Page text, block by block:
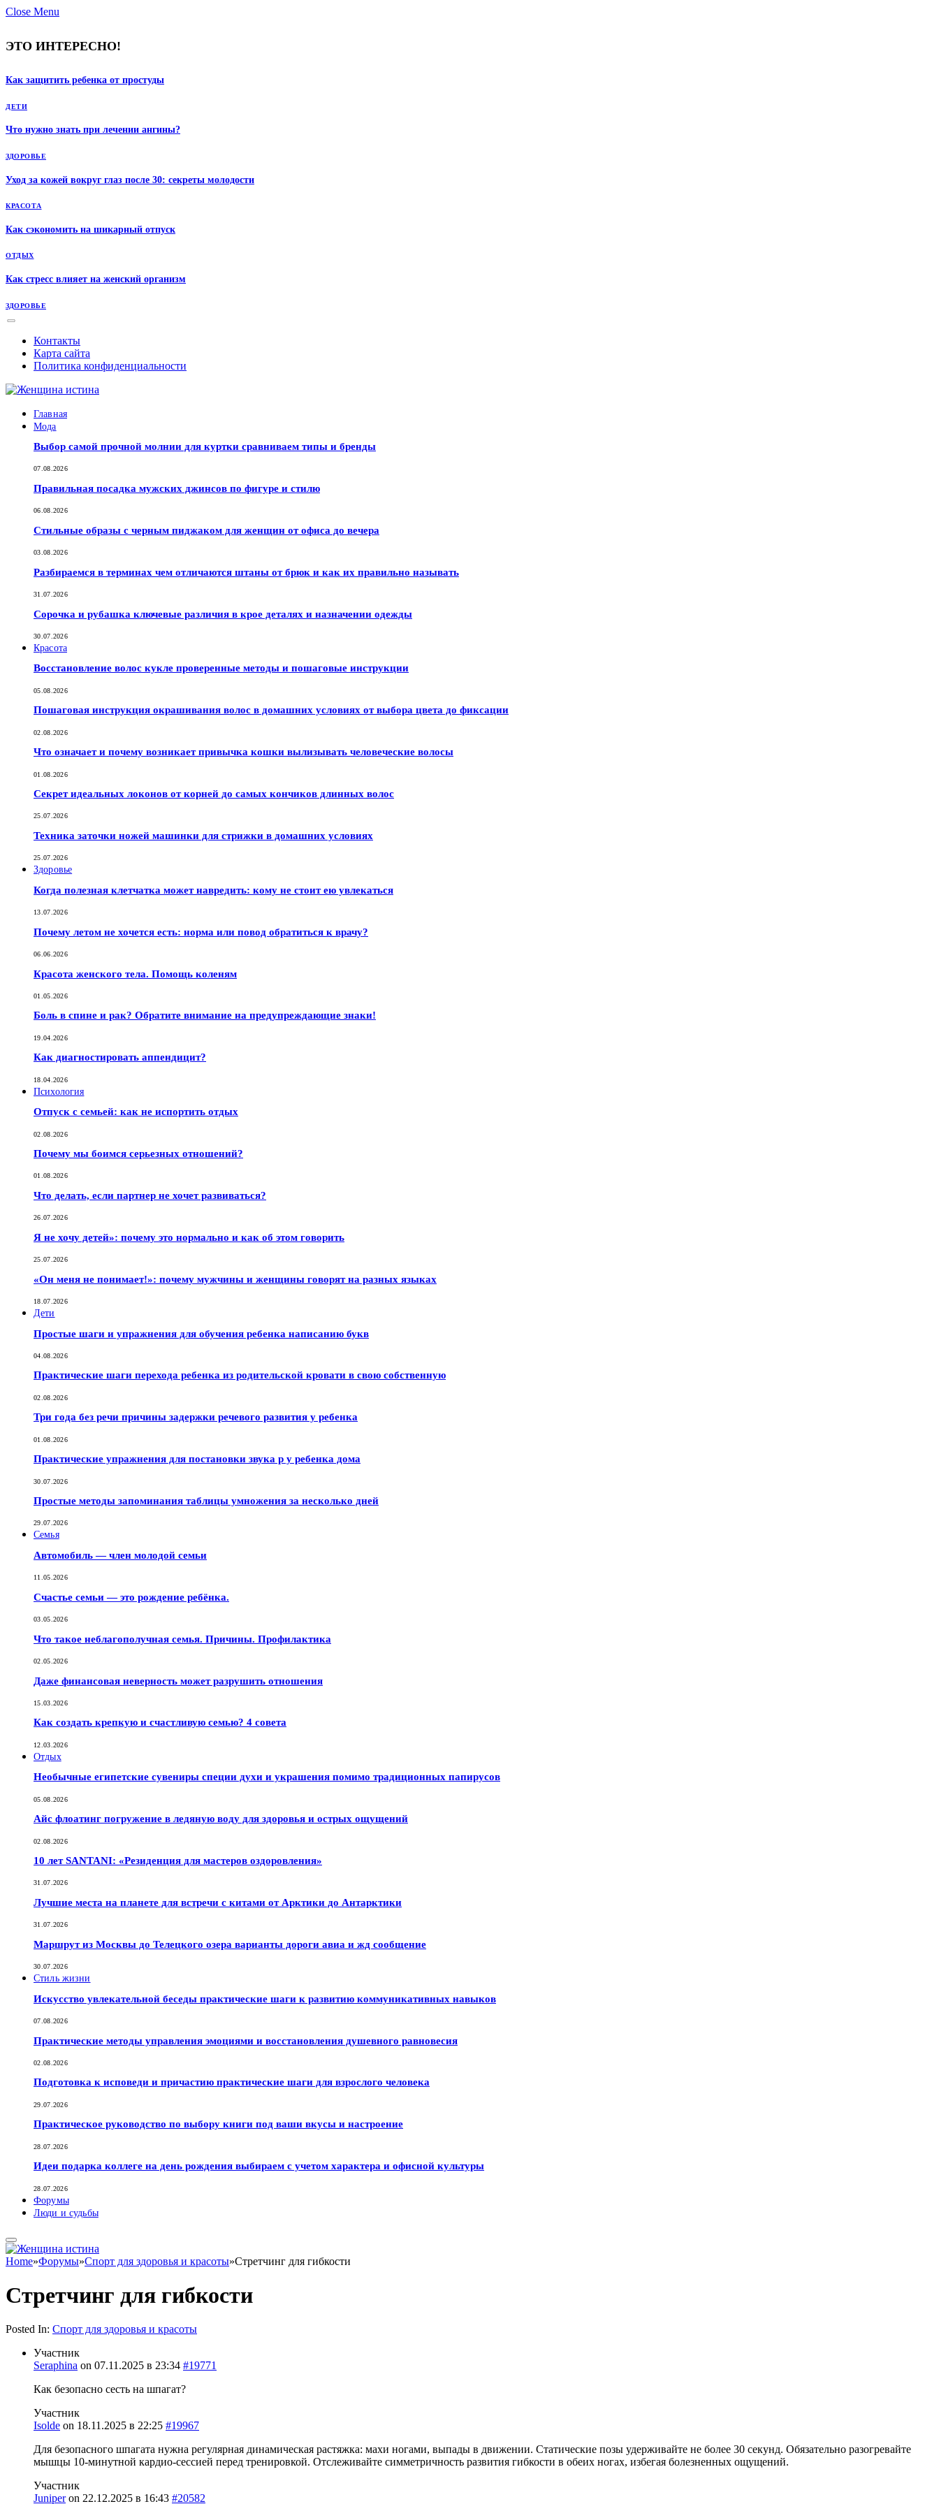
Close Menu
ЭТО ИНТЕРЕСНО!
Как защитить ребенка от простуды
ДЕТИ
Что нужно знать при лечении ангины?
ЗДОРОВЬЕ
Уход за кожей вокруг глаз после 30: секреты молодости
КРАСОТА
Как сэкономить на шикарный отпуск
ОТДЫХ
Как стресс влияет на женский организм
ЗДОРОВЬЕ
Контакты
Карта сайта
Политика конфиденциальности
Главная
Мода
Выбор самой прочной молнии для куртки сравниваем типы и бренды
07.08.2026
Правильная посадка мужских джинсов по фигуре и стилю
06.08.2026
Стильные образы с черным пиджаком для женщин от офиса до вечера
03.08.2026
Разбираемся в терминах чем отличаются штаны от брюк и как их правильно называть
31.07.2026
Сорочка и рубашка ключевые различия в крое деталях и назначении одежды
30.07.2026
Красота
Восстановление волос кукле проверенные методы и пошаговые инструкции
05.08.2026
Пошаговая инструкция окрашивания волос в домашних условиях от выбора цвета до фиксации
02.08.2026
Что означает и почему возникает привычка кошки вылизывать человеческие волосы
01.08.2026
Секрет идеальных локонов от корней до самых кончиков длинных волос
25.07.2026
Техника заточки ножей машинки для стрижки в домашних условиях
25.07.2026
Здоровье
Когда полезная клетчатка может навредить: кому не стоит ею увлекаться
13.07.2026
Почему летом не хочется есть: норма или повод обратиться к врачу?
06.06.2026
Красота женского тела. Помощь коленям
01.05.2026
Боль в спине и рак? Обратите внимание на предупреждающие знаки!
19.04.2026
Как диагностировать аппендицит?
18.04.2026
Психология
Отпуск с семьей: как не испортить отдых
02.08.2026
Почему мы боимся серьезных отношений?
01.08.2026
Что делать, если партнер не хочет развиваться?
26.07.2026
Я не хочу детей»: почему это нормально и как об этом говорить
25.07.2026
«Он меня не понимает!»: почему мужчины и женщины говорят на разных языках
18.07.2026
Дети
Простые шаги и упражнения для обучения ребенка написанию букв
04.08.2026
Практические шаги перехода ребенка из родительской кровати в свою собственную
02.08.2026
Три года без речи причины задержки речевого развития у ребенка
01.08.2026
Практические упражнения для постановки звука р у ребенка дома
30.07.2026
Простые методы запоминания таблицы умножения за несколько дней
29.07.2026
Семья
Автомобиль — член молодой семьи
11.05.2026
Счастье семьи — это рождение ребёнка.
03.05.2026
Что такое неблагополучная семья. Причины. Профилактика
02.05.2026
Даже финансовая неверность может разрушить отношения
15.03.2026
Как создать крепкую и счастливую семью? 4 совета
12.03.2026
Отдых
Необычные египетские сувениры специи духи и украшения помимо традиционных папирусов
05.08.2026
Айс флоатинг погружение в ледяную воду для здоровья и острых ощущений
02.08.2026
10 лет SANTANI: «Резиденция для мастеров оздоровления»
31.07.2026
Лучшие места на планете для встречи с китами от Арктики до Антарктики
31.07.2026
Маршрут из Москвы до Телецкого озера варианты дороги авиа и жд сообщение
30.07.2026
Стиль жизни
Искусство увлекательной беседы практические шаги к развитию коммуникативных навыков
07.08.2026
Практические методы управления эмоциями и восстановления душевного равновесия
02.08.2026
Подготовка к исповеди и причастию практические шаги для взрослого человека
29.07.2026
Практическое руководство по выбору книги под ваши вкусы и настроение
28.07.2026
Идеи подарка коллеге на день рождения выбираем с учетом характера и офисной культуры
28.07.2026
Форумы
Люди и судьбы
Home»Форумы»Спорт для здоровья и красоты»Стретчинг для гибкости
Стретчинг для гибкости
Posted In: Спорт для здоровья и красоты
Участник
Seraphina on 07.11.2025 в 23:34 #19771
Как безопасно сесть на шпагат?
Участник
Isolde on 18.11.2025 в 22:25 #19967
Для безопасного шпагата нужна регулярная динамическая растяжка: махи ногами, выпады в движении. Статические позы удерживайте не более 30 секунд. Обязательно разогревайте
мышцы 10-минутной кардио-сессией перед тренировкой. Отслеживайте симметричность развития гибкости в обеих ногах, избегая болезненных ощущений.
Участник
Juniperon 22.12.2025 в 16:43 #20582